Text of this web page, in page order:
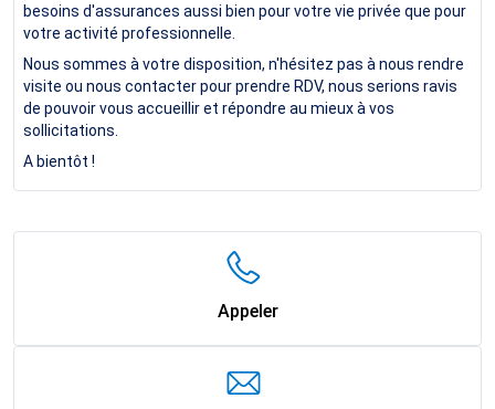
besoins d'assurances aussi bien pour votre vie privée que pour
votre activité professionnelle.
Nous sommes à votre disposition, n'hésitez pas à nous rendre
visite ou nous contacter pour prendre RDV, nous serions ravis
de pouvoir vous accueillir et répondre au mieux à vos
sollicitations.
A bientôt !
Appeler